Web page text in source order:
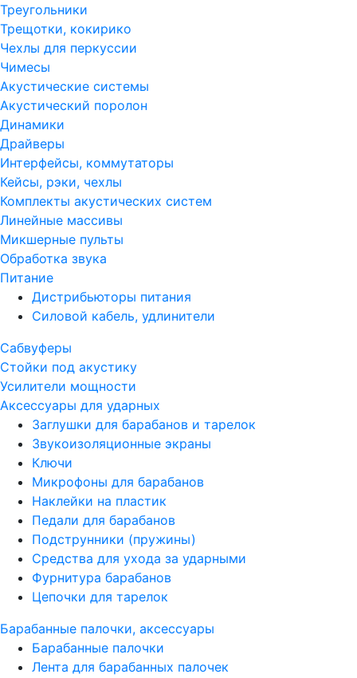
Треугольники
Трещотки, кокирико
Чехлы для перкуссии
Чимесы
Акустические системы
Акустический поролон
Динамики
Драйверы
Интерфейсы, коммутаторы
Кейсы, рэки, чехлы
Комплекты акустических систем
Линейные массивы
Микшерные пульты
Обработка звука
Питание
Дистрибьюторы питания
Силовой кабель, удлинители
Сабвуферы
Стойки под акустику
Усилители мощности
Аксессуары для ударных
Заглушки для барабанов и тарелок
Звукоизоляционные экраны
Ключи
Микрофоны для барабанов
Наклейки на пластик
Педали для барабанов
Подструнники (пружины)
Средства для ухода за ударными
Фурнитура барабанов
Цепочки для тарелок
Барабанные палочки, аксессуары
Барабанные палочки
Лента для барабанных палочек